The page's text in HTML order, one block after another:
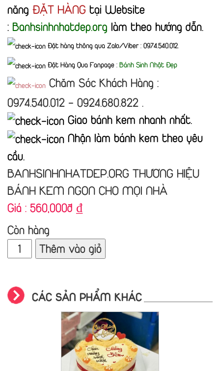
năng ĐẶT HÀNG tại Website
: Banhsinhnhatdep.org làm theo hướng dẫn.
Đặt hàng thông qua Zalo/Viber : 0974.540.012.
Đặt Hàng Qua Fanpage :Bánh Sinh Nhật Đẹp
Chăm Sóc Khách Hàng :
0974.540.012 - 0924.680.822 .
Giao bánh kem nhanh nhất.
Nhận làm bánh kem theo yêu
cầu.
BANHSINHNHATDEP.ORG THƯƠNG HIỆU
BÁNH KEM NGON CHO MỌI NHÀ
Giá : 560,000đ ₫
Còn hàng
Thêm vào giỏ
CÁC SẢN PHẨM KHÁC